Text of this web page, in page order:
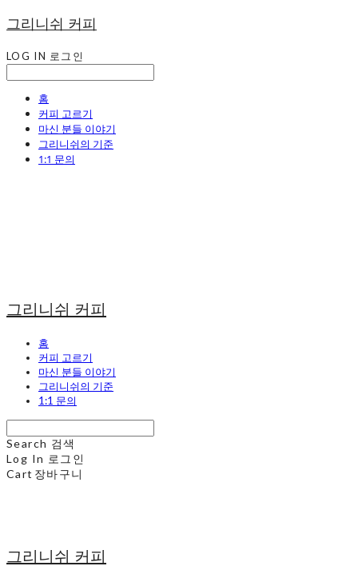
그리니쉬 커피
LOG IN 로그인
홈
커피 고르기
마신 분들 이야기
그리니쉬의 기준
1:1 문의
그리니쉬 커피
홈
커피 고르기
마신 분들 이야기
그리니쉬의 기준
1:1 문의
Search 검색
Log In 로그인
Cart 장바구니
그리니쉬 커피